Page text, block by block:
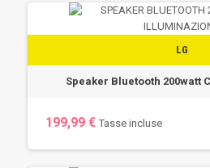
LG
Speaker Bluetooth 200watt
199,99 € Tasse incluse